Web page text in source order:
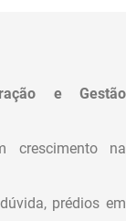
e Gestão
crescimento na
prédios em